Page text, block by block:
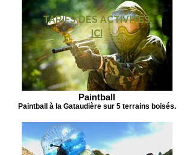
Paintball
Paintball à la Gataudière sur 5 terrains boisés.
TARIFS DES ACTIVITES
ICI